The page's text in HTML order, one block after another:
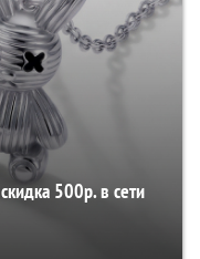
500р. в сети